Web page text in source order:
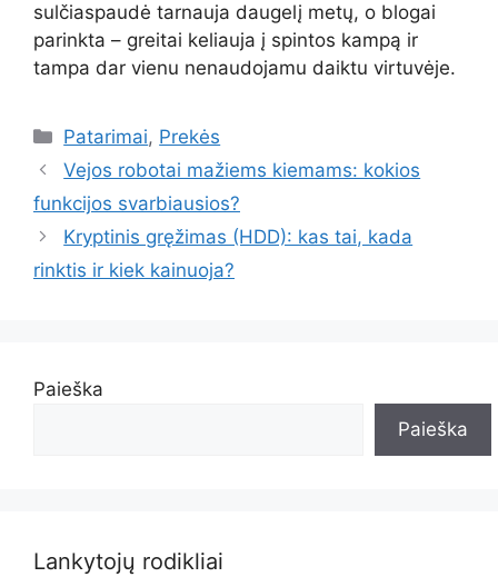
sulčiaspaudė tarnauja daugelį metų, o blogai
parinkta – greitai keliauja į spintos kampą ir
tampa dar vienu nenaudojamu daiktu virtuvėje.
Kategorijos
Patarimai, Prekės
Vejos robotai mažiems kiemams: kokios
funkcijos svarbiausios?
Kryptinis gręžimas (HDD): kas tai, kada
rinktis ir kiek kainuoja?
Paieška
Paieška
Lankytojų rodikliai